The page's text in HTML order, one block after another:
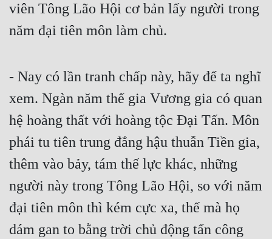
viên Tông Lão Hội cơ bản lấy người trong
năm đại tiên môn làm chủ.
- Nay có lần tranh chấp này, hãy để ta nghĩ
xem. Ngàn năm thế gia Vương gia có quan
hệ hoàng thất với hoàng tộc Đại Tấn. Môn
phái tu tiên trung đẳng hậu thuẫn Tiền gia,
thêm vào bảy, tám thế lực khác, những
người này trong Tông Lão Hội, so với năm
đại tiên môn thì kém cực xa, thế mà họ
dám gan to bằng trời chủ động tấn công